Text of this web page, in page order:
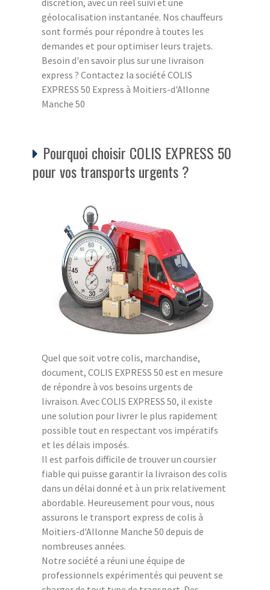
géolocalisation instantanée. Nos chauffeurs
sont formés pour répondre à toutes les
demandes et pour optimiser leurs trajets.
Besoin d'en savoir plus sur une livraison
express ? Contactez la société COLIS
EXPRESS 50 Express à Moitiers-d'Allonne
Manche 50
Pourquoi choisir COLIS EXPRESS 50
pour vos transports urgents ?
Quel que soit votre colis, marchandise,
document, COLIS EXPRESS 50 est en mesure
de répondre à vos besoins urgents de
livraison. Avec COLIS EXPRESS 50, il existe
une solution pour livrer le plus rapidement
possible tout en respectant vos impératifs
et les délais imposés.
Il est parfois difficile de trouver un coursier
fiable qui puisse garantir la livraison des colis
dans un délai donné et à un prix relativement
abordable. Heureusement pour vous, nous
assurons le transport express de colis à
Moitiers-d'Allonne Manche 50 depuis de
nombreuses années.
Notre société a réuni une équipe de
professionnels expérimentés qui peuvent se